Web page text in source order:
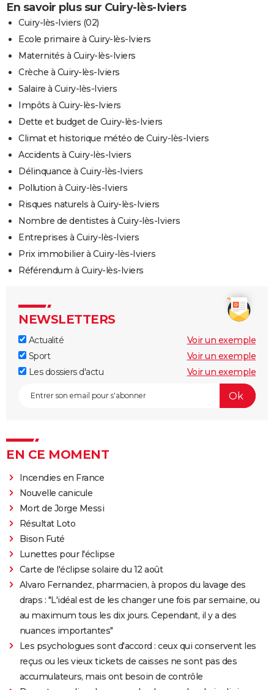
En savoir plus sur Cuiry-lès-Iviers
Cuiry-lès-Iviers (02)
Ecole primaire à Cuiry-lès-Iviers
Maternités à Cuiry-lès-Iviers
Crèche à Cuiry-lès-Iviers
Salaire à Cuiry-lès-Iviers
Impôts à Cuiry-lès-Iviers
Dette et budget de Cuiry-lès-Iviers
Climat et historique météo de Cuiry-lès-Iviers
Accidents à Cuiry-lès-Iviers
Délinquance à Cuiry-lès-Iviers
Pollution à Cuiry-lès-Iviers
Risques naturels à Cuiry-lès-Iviers
Nombre de dentistes à Cuiry-lès-Iviers
Entreprises à Cuiry-lès-Iviers
Prix immobilier à Cuiry-lès-Iviers
Référendum à Cuiry-lès-Iviers
NEWSLETTERS
Actualité
Voir un exemple
Sport
Voir un exemple
Les dossiers d'actu
Voir un exemple
EN CE MOMENT
Incendies en France
Nouvelle canicule
Mort de Jorge Messi
Résultat Loto
Bison Futé
Lunettes pour l'éclipse
Carte de l'éclipse solaire du 12 août
Alvaro Fernandez, pharmacien, à propos du lavage des
draps : "L'idéal est de les changer une fois par semaine, ou
au maximum tous les dix jours. Cependant, il y a des
nuances importantes"
Les psychologues sont d'accord : ceux qui conservent les
reçus ou les vieux tickets de caisses ne sont pas des
accumulateurs, mais ont besoin de contrôle